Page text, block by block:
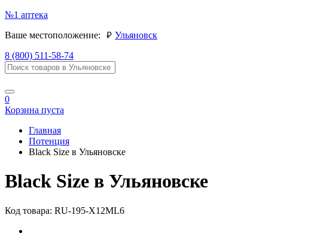
№1 аптека
Ваше местоположение:
руб. Ульяновск
8 (800) 511-58-74
0
Корзина пуста
Главная
Потенция
Black Size в Ульяновске
Black Size в Ульяновске
Код товара: RU-195-X12ML6